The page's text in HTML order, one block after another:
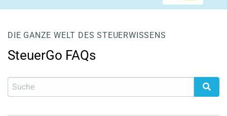
DIE GANZE WELT DES STEUERWISSENS
SteuerGo FAQs